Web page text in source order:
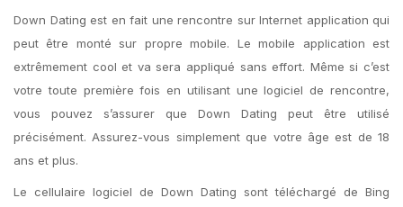
Down Dating est en fait une rencontre sur Internet application qui
peut être monté sur propre mobile. Le mobile application est
extrêmement cool et va sera appliqué sans effort. Même si c’est
votre toute première fois en utilisant une logiciel de rencontre,
vous pouvez s’assurer que Down Dating peut être utilisé
précisément. Assurez-vous simplement que votre âge est de 18
ans et plus.
Le cellulaire logiciel de Down Dating sont téléchargé de Bing